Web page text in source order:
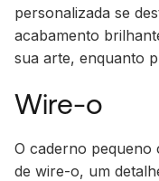
personalizada se
acabamento
sua arte, enquanto
Wire-o
O caderno pequeno
de wire-o, um